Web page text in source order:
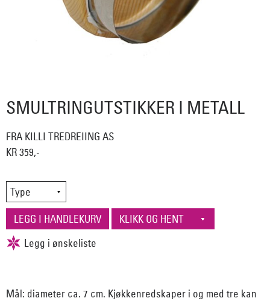
SMULTRINGUTSTIKKER I METALL
FRA KILLI TREDREIING AS
KR 359,-
Mål: diameter ca. 7 cm. Kjøkkenredskaper i og med tre kan